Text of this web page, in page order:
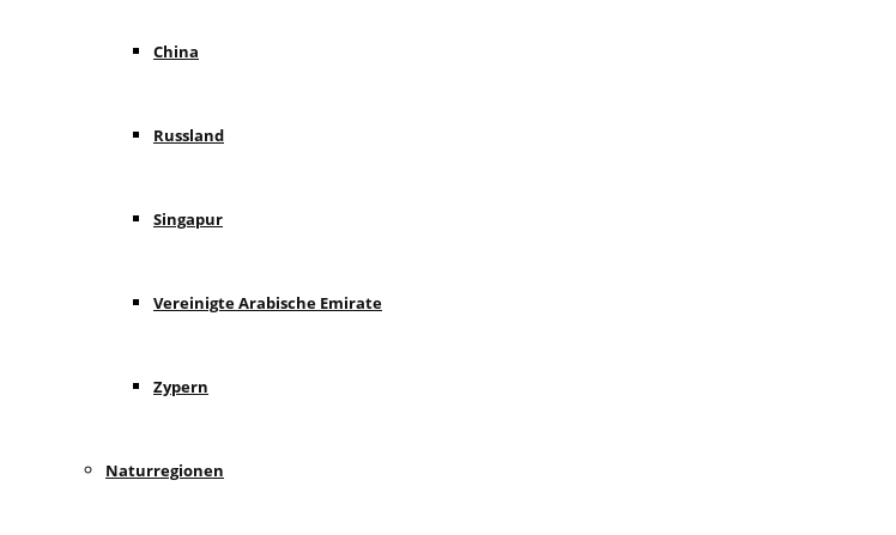
China
Russland
Singapur
Vereinigte Arabische Emirate
Zypern
Naturregionen